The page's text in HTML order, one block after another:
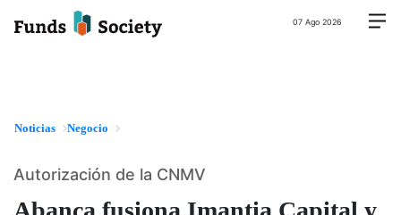
07 Ago 2026
Noticias Negocio
Autorización de la CNMV